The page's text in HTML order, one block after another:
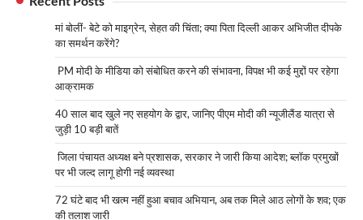
मां बोलीं- बेटे को माइग्रेन, सेहत की चिंता; क्या पिता दिल्ली आकर अभिजीत दीपके
का समर्थन करेंगे?
PM मोदी के मीडिया को संबोधित करने की संभावना, विपक्ष भी कई मुद्दों पर रहेगा
आक्रामक
40 साल बाद खुले नए सहयोग के द्वार, जानिए पीएम मोदी की न्यूजीलैंड यात्रा से
जुड़ी 10 बड़ी बातें
जिला पंचायत अध्यक्ष बने प्रशासक, सरकार ने जारी किया आदेश; ब्लॉक प्रमुखों
पर भी जल्द लागू होगी नई व्यवस्था
72 घंटे बाद भी खत्म नहीं हुआ बचाव अभियान, अब तक मिले आठ लोगों के शव; एक
की तलाश जारी